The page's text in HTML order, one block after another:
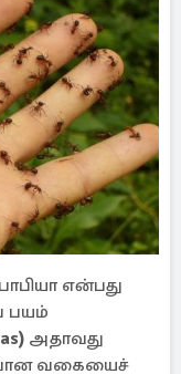
என்பது
பயம்
அதாவது
வகையைச்